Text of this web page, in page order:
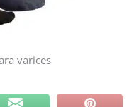
varices